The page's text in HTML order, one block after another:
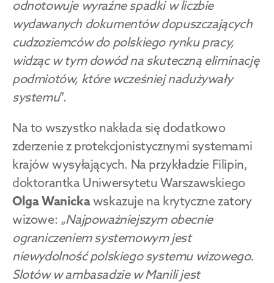
odnotowuje wyraźne spadki w liczbie
wydawanych dokumentów dopuszczających
cudzoziemców do polskiego rynku pracy,
widząc w tym dowód na skuteczną eliminację
podmiotów, które wcześniej nadużywały
systemu”.
Na to wszystko nakłada się dodatkowo
zderzenie z protekcjonistycznymi systemami
krajów wysyłających. Na przykładzie Filipin,
doktorantka Uniwersytetu Warszawskiego
Olga Wanicka wskazuje na krytyczne zatory
wizowe: „Najpoważniejszym obecnie
ograniczeniem systemowym jest
niewydolność polskiego systemu wizowego.
Slotów w ambasadzie w Manili jest